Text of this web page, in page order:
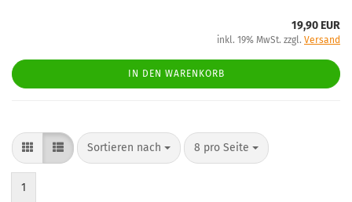
19,90 EUR
inkl. 19% MwSt. zzgl. Versand
IN DEN WARENKORB
Sortieren nach 8 pro Seite
1